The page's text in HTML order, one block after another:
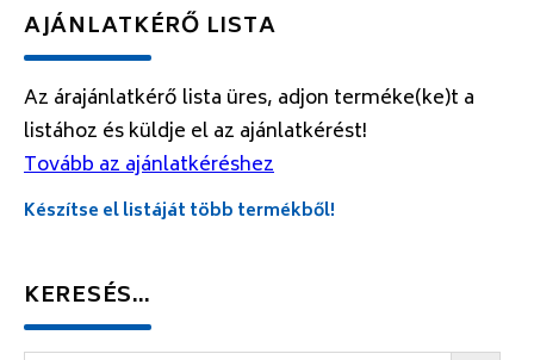
AJÁNLATKÉRŐ LISTA
Az árajánlatkérő lista üres, adjon terméke(ke)t a
listához és küldje el az ajánlatkérést!
Tovább az ajánlatkéréshez
Készítse el listáját több termékből!
KERESÉS…